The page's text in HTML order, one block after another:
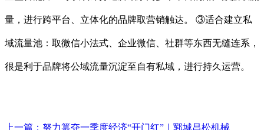
量，进行跨平台、立体化的品牌取营销触达。 ③适合建立私
域流量池：取微信小法式、企业微信、社群等东西无缝连系，
很是利于品牌将公域流量沉淀至自有私域，进行持久运营。
上一篇： 努力篡夺一季度经济“开门红”｜郓城昌松机械